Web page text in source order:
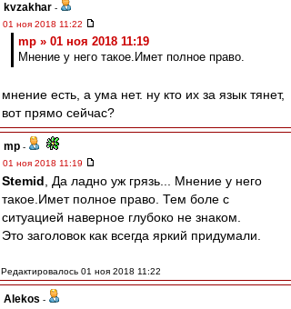
kvzakhar -
01 ноя 2018 11:22
mp » 01 ноя 2018 11:19
Мнение у него такое.Имет полное право.
мнение есть, а ума нет. ну кто их за язык тянет,
вот прямо сейчас?
mp -
01 ноя 2018 11:19
Stemid , Да ладно уж грязь... Мнение у него
такое.Имет полное право. Тем боле с
ситуацией наверное глубоко не знаком.
Это заголовок как всегда яркий придумали.
Редактировалось 01 ноя 2018 11:22
Alekos -